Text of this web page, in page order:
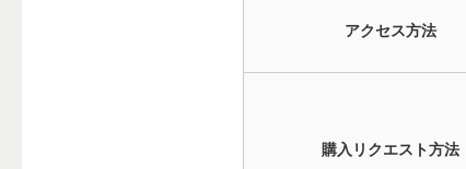
アクセス方法
購入リクエスト方法